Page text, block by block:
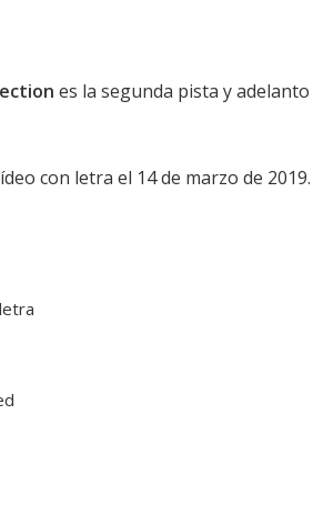
es la segunda pista y
con letra el 14 de marzo de